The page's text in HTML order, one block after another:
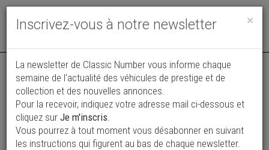
Toggle
Annonce actualisée le 07/11/2025 ( il y a 273 jours )
VENDUE Porsche 911 TARGA
78 000 €
1989 Cabriolet / roadster 126 000 km
×
Inscrivez-vous à notre newsletter
La newsletter de Classic Number vous informe chaque
semaine de l’actualité des véhicules de prestige et de
collection et des nouvelles annonces.
Pour la recevoir, indiquez votre adresse mail ci-dessous et
cliquez sur Je m'inscris.
Vous pourrez à tout moment vous désabonner en suivant
les instructions qui figurent au bas de chaque newsletter.